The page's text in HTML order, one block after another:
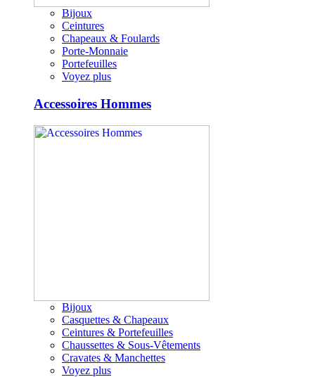
Bijoux
Ceintures
Chapeaux & Foulards
Porte-Monnaie
Portefeuilles
Voyez plus
Accessoires Hommes
Bijoux
Casquettes & Chapeaux
Ceintures & Portefeuilles
Chaussettes & Sous-Vêtements
Cravates & Manchettes
Voyez plus